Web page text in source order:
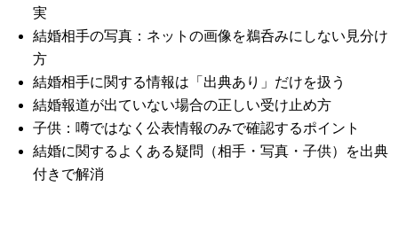
実
結婚相手の写真：ネットの画像を鵜呑みにしない見分け
方
結婚相手に関する情報は「出典あり」だけを扱う
結婚報道が出ていない場合の正しい受け止め方
子供：噂ではなく公表情報のみで確認するポイント
結婚に関するよくある疑問（相手・写真・子供）を出典
付きで解消